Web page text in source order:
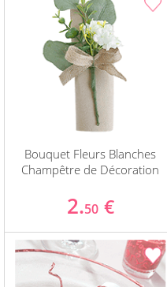
Bouquet Fleurs Blanches
Champêtre de Décoration
2.50 €